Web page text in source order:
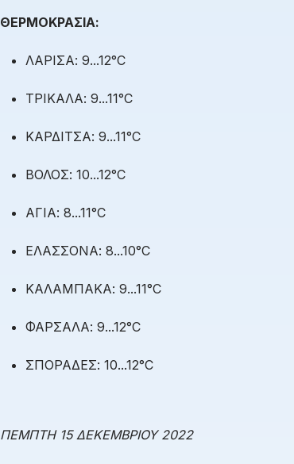
ΘΕΡΜΟΚΡΑΣΙΑ:
ΛΑΡΙΣΑ: 9...12°C
ΤΡΙΚΑΛΑ: 9...11°C
ΚΑΡΔΙΤΣΑ: 9...11°C
ΒΟΛΟΣ: 10...12°C
ΑΓΙΑ: 8...11°C
ΕΛΑΣΣΟΝΑ: 8...10°C
ΚΑΛΑΜΠΑΚΑ: 9...11°C
ΦΑΡΣΑΛΑ: 9...12°C
ΣΠΟΡΑΔΕΣ: 10...12°C
ΠΕΜΠΤΗ 15 ΔΕΚΕΜΒΡΙΟΥ 2022